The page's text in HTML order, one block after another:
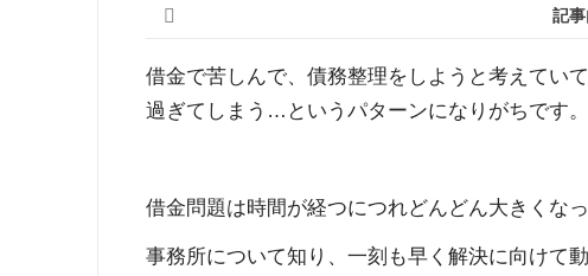
記
借金で苦しんで、債務整理をしようと考えてい
過ぎてしまう…というパターンになりがちです。
借金問題は時間が経つにつれどんどん大きくなっ
事務所について知り、一刻も早く解決に向けて